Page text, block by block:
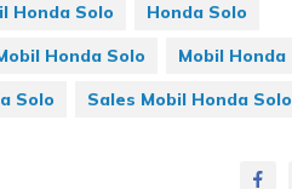
Honda Solo
Honda Solo
Honda Solo
Mobil Honda
Solo Sales Mobil Honda Solo